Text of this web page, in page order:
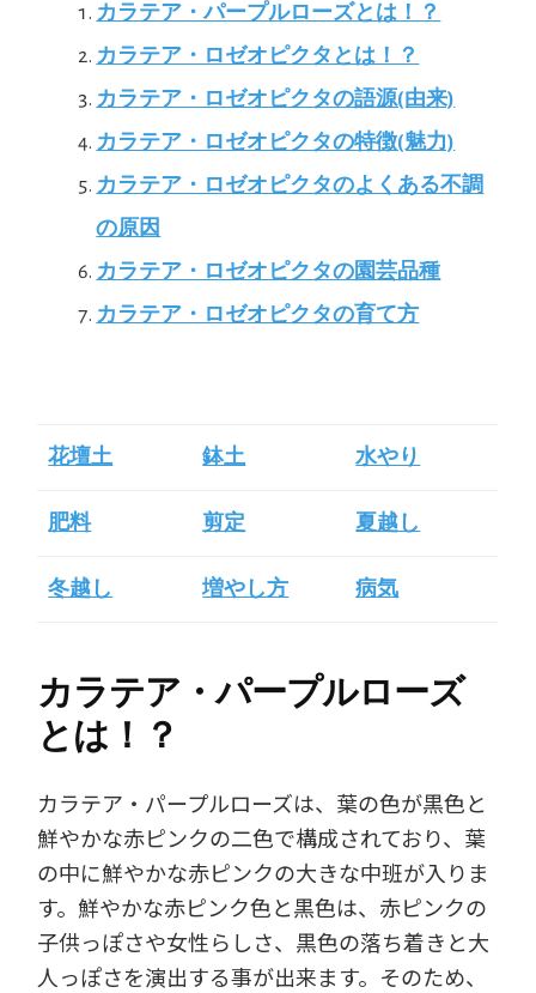
カラテア・パープルローズとは！？
カラテア・ロゼオピクタとは！？
カラテア・ロゼオピクタの語源(由来)
カラテア・ロゼオピクタの特徴(魅力)
カラテア・ロゼオピクタのよくある不調
の原因
カラテア・ロゼオピクタの園芸品種
カラテア・ロゼオピクタの育て方
花壇土 鉢土 水やり
肥料 剪定 夏越し
冬越し 増やし方 病気
カラテア・パープルローズ
とは！？
カラテア・パープルローズは、葉の色が黒色と
鮮やかな赤ピンクの二色で構成されており、葉
の中に鮮やかな赤ピンクの大きな中班が入りま
す。鮮やかな赤ピンク色と黒色は、赤ピンクの
子供っぽさや女性らしさ、黒色の落ち着きと大
人っぽさを演出する事が出来ます。そのため、